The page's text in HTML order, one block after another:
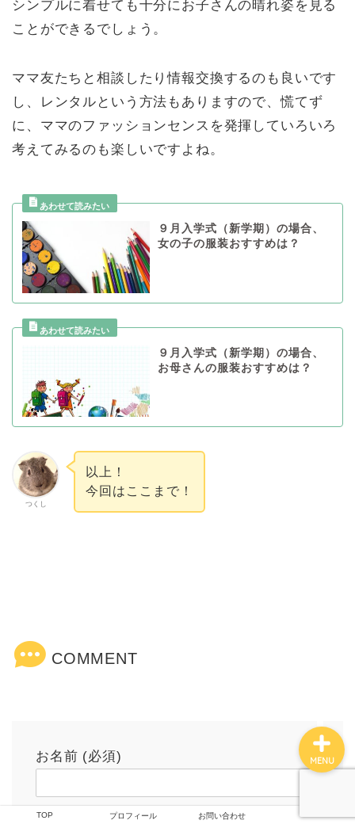
シンプルに着せても十分にお子さんの晴れ姿を見る
ことができるでしょう。
ママ友たちと相談したり情報交換するのも良いです
し、レンタルという方法もありますので、慌てず
に、ママのファッションセンスを発揮していろいろ
考えてみるのも楽しいですよね。
９月入学式（新学期）の場合、
女の子の服装おすすめは？
９月入学式（新学期）の場合、
お母さんの服装おすすめは？
つくし
以上！
今回はここまで！
COMMENT
お名前 (必須)
メールアドレス (必須)
TOP プロフィール お問い合わせ
MENU